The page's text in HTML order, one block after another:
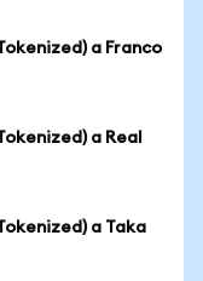
a Franco
a Real
a Taka